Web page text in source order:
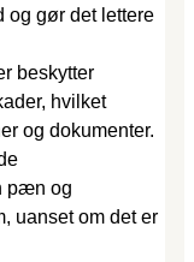
og gør det lettere
beskytter
hvilket
og dokumenter.
pæn og
uanset om det er